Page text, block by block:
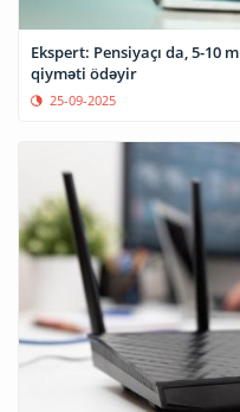
Ekspert: Pensiyaçı da, 5-10
qiyməti ödəyir
25-09-2025